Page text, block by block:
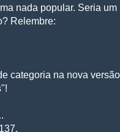
nada popular. Seria um
Relembre:
categoria na nova